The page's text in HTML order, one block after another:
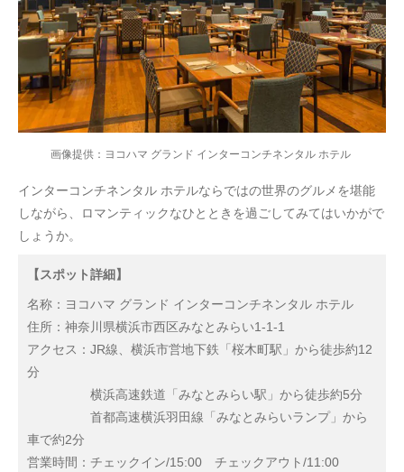
画像提供：ヨコハマ グランド インターコンチネンタル ホテル
インターコンチネンタル ホテルならではの世界のグルメを堪能
しながら、ロマンティックなひとときを過ごしてみてはいかがで
しょうか。
【スポット詳細】
名称：ヨコハマ グランド インターコンチネンタル ホテル
住所：神奈川県横浜市西区みなとみらい1-1-1
アクセス：JR線、横浜市営地下鉄「桜木町駅」から徒歩約12
分
横浜高速鉄道「みなとみらい駅」から徒歩約5分
首都高速横浜羽田線「みなとみらいランプ」から
車で約2分
営業時間：チェックイン/15:00 チェックアウト/11:00